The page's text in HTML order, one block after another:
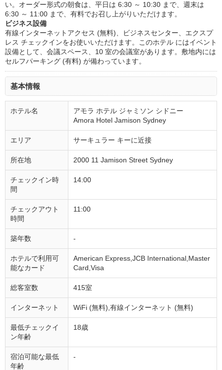
い。オーダー形式の朝食は、平日は 6:30 ～ 10:30 まで、週末は
6:30 ～ 11:00 まで、有料でお召し上がりいただけます。
ビジネス設備
有線インターネットアクセス (無料)、ビジネスセンター、エクスプ
レス チェックインをお使いいただけます。このホテル にはイベント
設備として、会議スペース、10 室の会議室があります。敷地内には
セルフパーキング (有料) が備わっています。
基本情報
ホテル名
アモラ ホテル ジャミソン シドニー
Amora Hotel Jamison Sydney
エリア サーキュラー キーに近接
所在地 2000 11 Jamison Street Sydney
チェックイン時
間
14:00
チェックアウト
時間
11:00
築年数 -
ホテルで利用可
能なカード
American Express,JCB International,Master
Card,Visa
総客室数 415室
インターネット WiFi (無料),有線インターネット (無料)
最低チェックイ
ン年齢
18歳
宿泊可能な最低
年齢
-